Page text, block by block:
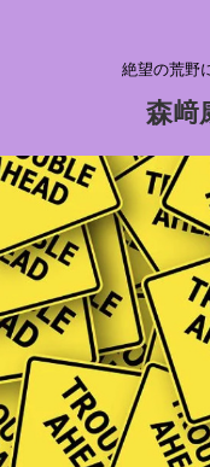
絶望の荒野
森﨑